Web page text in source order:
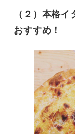
（２）本格
おすすめ！